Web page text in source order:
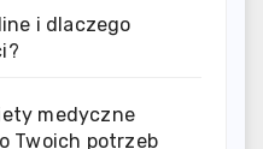
i dlaczego
medyczne
Twoich potrzeb